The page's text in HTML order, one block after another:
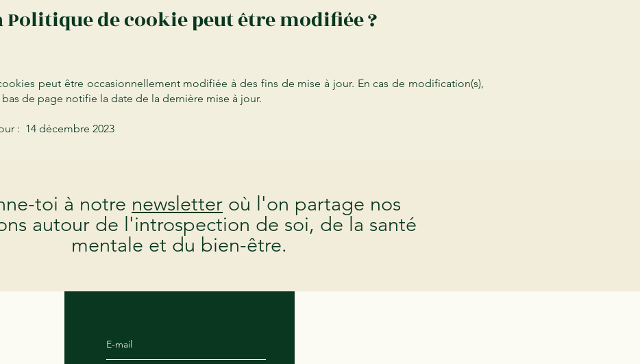
Politique de cookie peut être modifiée ?
peut être occasionnellement modifiée à des fins de mise à jour. En cas de modification(s),
de page notifie la date de la dernière mise à jour.
: 14 décembre 2023
toi à notre newsletter où l'on partage nos
autour de l'introspection de soi, de la santé
mentale et du bien-être.